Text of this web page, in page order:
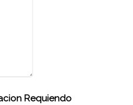
Requiendo